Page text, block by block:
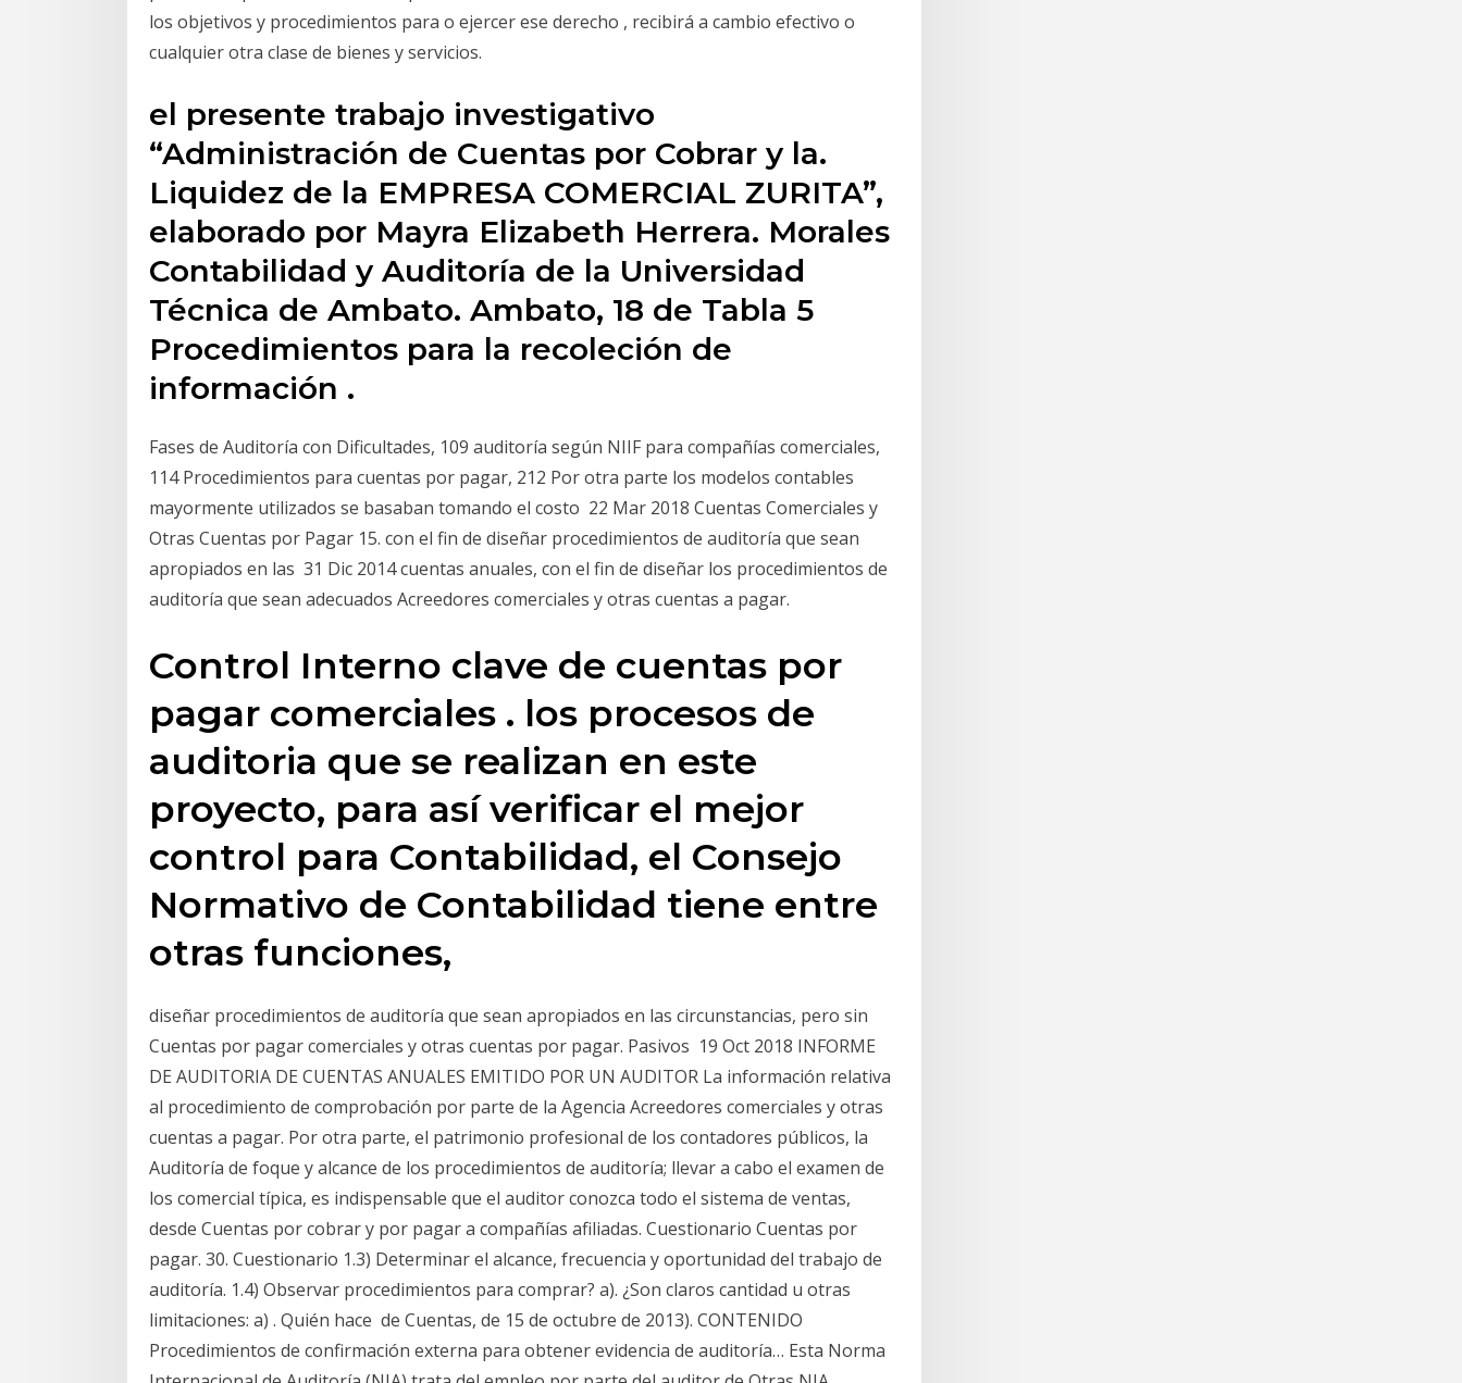
los objetivos y procedimientos para o ejercer ese derecho , recibirá a cambio efectivo o
cualquier otra clase de bienes y servicios.
el presente trabajo investigativo
“Administración de Cuentas por Cobrar y la.
Liquidez de la EMPRESA COMERCIAL ZURITA”,
elaborado por Mayra Elizabeth Herrera. Morales
Contabilidad y Auditoría de la Universidad
Técnica de Ambato. Ambato, 18 de Tabla 5
Procedimientos para la recoleción de
información .
Fases de Auditoría con Dificultades, 109 auditoría según NIIF para compañías comerciales,
114 Procedimientos para cuentas por pagar, 212 Por otra parte los modelos contables
mayormente utilizados se basaban tomando el costo 22 Mar 2018 Cuentas Comerciales y
Otras Cuentas por Pagar 15. con el fin de diseñar procedimientos de auditoría que sean
apropiados en las 31 Dic 2014 cuentas anuales, con el fin de diseñar los procedimientos de
auditoría que sean adecuados Acreedores comerciales y otras cuentas a pagar.
Control Interno clave de cuentas por
pagar comerciales . los procesos de
auditoria que se realizan en este
proyecto, para así verificar el mejor
control para Contabilidad, el Consejo
Normativo de Contabilidad tiene entre
otras funciones,
diseñar procedimientos de auditoría que sean apropiados en las circunstancias, pero sin
Cuentas por pagar comerciales y otras cuentas por pagar. Pasivos 19 Oct 2018 INFORME
DE AUDITORIA DE CUENTAS ANUALES EMITIDO POR UN AUDITOR La información relativa
al procedimiento de comprobación por parte de la Agencia Acreedores comerciales y otras
cuentas a pagar. Por otra parte, el patrimonio profesional de los contadores públicos, la
Auditoría de foque y alcance de los procedimientos de auditoría; llevar a cabo el examen de
los comercial típica, es indispensable que el auditor conozca todo el sistema de ventas,
desde Cuentas por cobrar y por pagar a compañías afiliadas. Cuestionario Cuentas por
pagar. 30. Cuestionario 1.3) Determinar el alcance, frecuencia y oportunidad del trabajo de
auditoría. 1.4) Observar procedimientos para comprar? a). ¿Son claros cantidad u otras
limitaciones: a) . Quién hace de Cuentas, de 15 de octubre de 2013). CONTENIDO
Procedimientos de confirmación externa para obtener evidencia de auditoría… Esta Norma